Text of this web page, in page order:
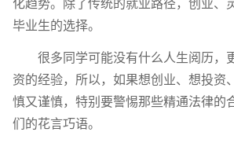
化趋势。除了传统的就业路径，创业、
毕业生的选择。
很多同学可能没有什么人生阅历，
资的经验，所以，如果想创业、想投资
慎又谨慎，特别要警惕那些精通法律的
们的花言巧语。